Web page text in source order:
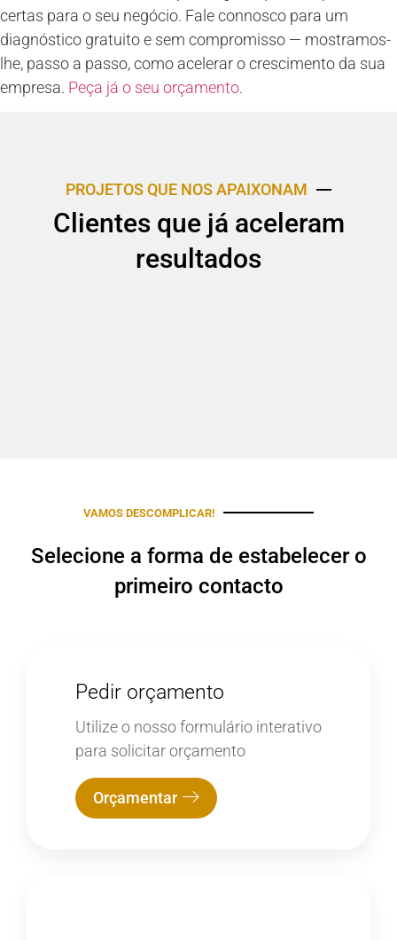
certas para o seu negócio. Fale connosco para um
diagnóstico gratuito e sem compromisso — mostramos-
lhe, passo a passo, como acelerar o crescimento da sua
empresa. Peça já o seu orçamento.
PROJETOS QUE NOS APAIXONAM
Clientes que já aceleram
resultados
VAMOS DESCOMPLICAR!
Selecione a forma de estabelecer o
primeiro contacto
Pedir orçamento
Utilize o nosso formulário interativo
para solicitar orçamento
Orçamentar